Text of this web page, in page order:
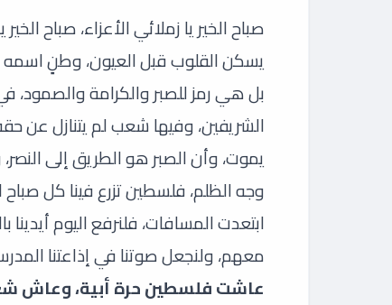
صباح الخير يا زملائي الأعزاء، صباح
يسكن القلوب قبل العيون، وطنٍ اسمه
بل هي رمز للصبر والكرامة والصمود،
الشريفين، وفيها شعب لم يتنازل عن
يموت، وأن الصبر هو الطريق إلى
وجه الظلم، فلسطين تزرع فينا كل صباح
ابتعدت المسافات، فلنرفع اليوم
معهم، ولنجعل صوتنا في إذاعتنا
عاشت فلسطين حرة أبية، وعاش